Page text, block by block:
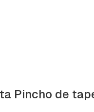
Pincho de